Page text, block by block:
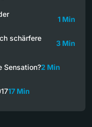
1 Min
schärfere
3 Min
Sensation?2 Min
17 Min